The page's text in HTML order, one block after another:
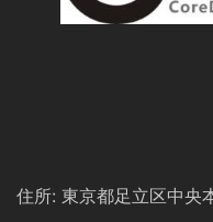
住所: 東京都足立区中央